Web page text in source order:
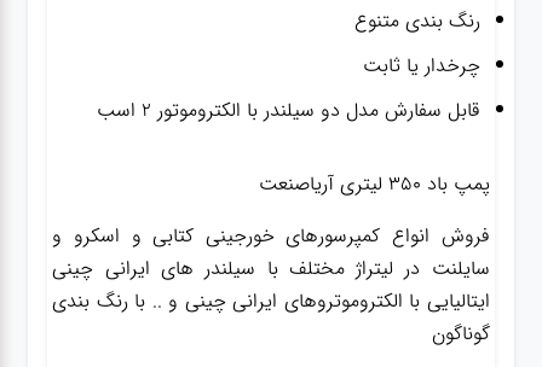
رنگ بندی متنوع
چرخدار یا ثابت
قابل سفارش مدل دو سیلندر با الکتروموتور 2 اسب
پمپ باد ۳۵۰ لیتری آریاصنعت
فروش انواع کمپرسورهای خورجینی کتابی و اسکرو و
سایلنت در لیتراژ مختلف با سیلندر های ایرانی چینی
ایتالیایی با الکتروموتروهای ایرانی چینی و .. با رنگ بندی
گوناگون